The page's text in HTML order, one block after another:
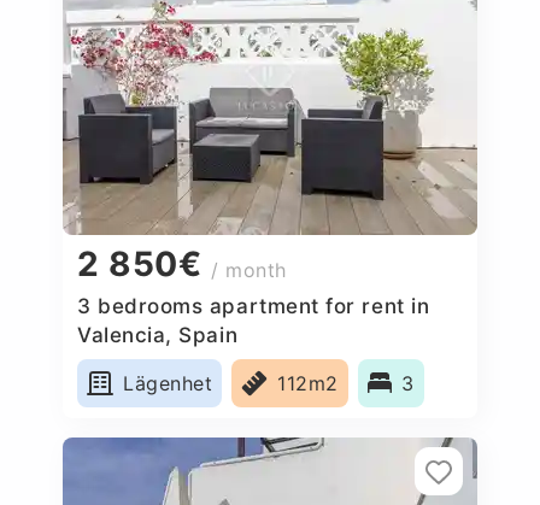
2 850€ / month
3 bedrooms apartment for rent in
Valencia, Spain
Lägenhet
112m2 3